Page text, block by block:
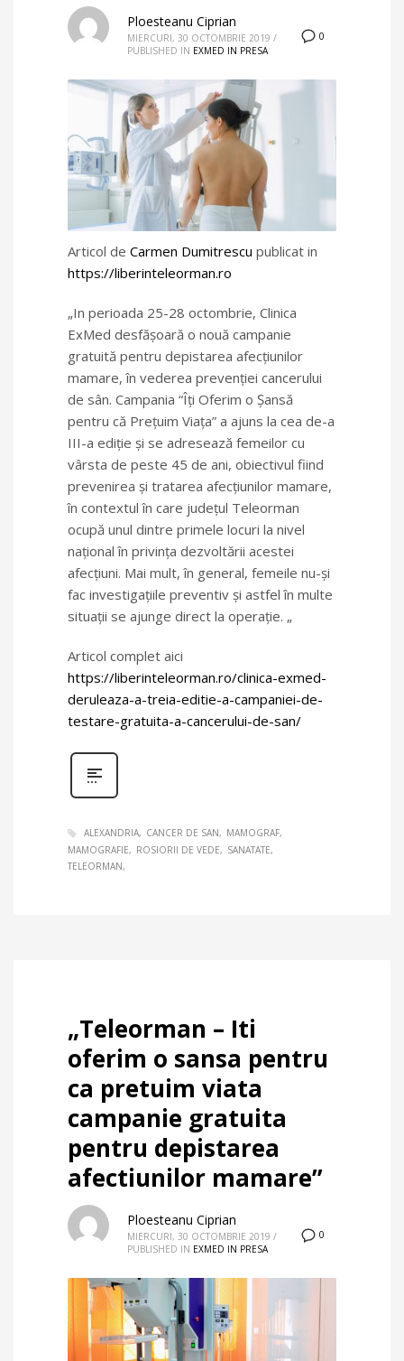
0
Ploesteanu Ciprian
MIERCURI, 30 OCTOMBRIE 2019 /
PUBLISHED IN EXMED IN PRESA
Articol de Carmen Dumitrescu publicat in
https://liberinteleorman.ro
„In perioada 25-28 octombrie, Clinica
ExMed desfășoară o nouă campanie
gratuită pentru depistarea afecţiunilor
mamare, în vederea prevenției cancerului
de sân. Campania “Îţi Oferim o Şansă
pentru că Preţuim Viaţa” a ajuns la cea de-a
III-a ediţie şi se adresează femeilor cu
vârsta de peste 45 de ani, obiectivul fiind
prevenirea şi tratarea afecţiunilor mamare,
în contextul în care județul Teleorman
ocupă unul dintre primele locuri la nivel
național în privința dezvoltării acestei
afecțiuni. Mai mult, în general, femeile nu-și
fac investigațiile preventiv și astfel în multe
situații se ajunge direct la operație. „
Articol complet aici
https://liberinteleorman.ro/clinica-exmed-
deruleaza-a-treia-editie-a-campaniei-de-
testare-gratuita-a-cancerului-de-san/
ALEXANDRIA CANCER DE SAN
MAMOGRAF
MAMOGRAFIE
ROSIORII DE VEDE
SANATATE
TELEORMAN
„Teleorman – Iti
oferim o sansa pentru
ca pretuim viata
campanie gratuita
pentru depistarea
afectiunilor mamare”
0
Ploesteanu Ciprian
MIERCURI, 30 OCTOMBRIE 2019 /
PUBLISHED IN EXMED IN PRESA